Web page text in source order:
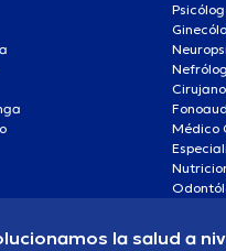
Médico
la salud a